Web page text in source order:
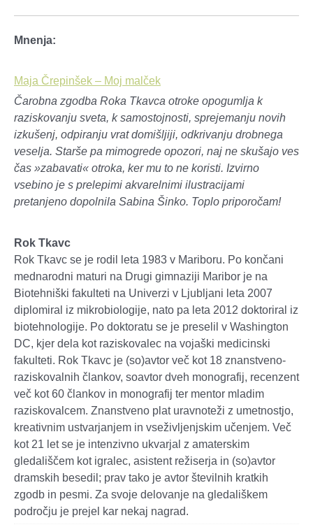
Mnenja:
Maja Črepinšek – Moj malček
Čarobna zgodba Roka Tkavca otroke opogumlja k
raziskovanju sveta, k samostojnosti, sprejemanju novih
izkušenj, odpiranju vrat domišljiji, odkrivanju drobnega
veselja. Starše pa mimogrede opozori, naj ne skušajo ves
čas »zabavati« otroka, ker mu to ne koristi. Izvirno
vsebino je s prelepimi akvarelnimi ilustracijami
pretanjeno dopolnila Sabina Šinko. Toplo priporočam!
Rok Tkavc
Rok Tkavc se je rodil leta 1983 v Mariboru. Po končani
mednarodni maturi na Drugi gimnaziji Maribor je na
Biotehniški fakulteti na Univerzi v Ljubljani leta 2007
diplomiral iz mikrobiologije, nato pa leta 2012 doktoriral iz
biotehnologije. Po doktoratu se je preselil v Washington
DC, kjer dela kot raziskovalec na vojaški medicinski
fakulteti. Rok Tkavc je (so)avtor več kot 18 znanstveno-
raziskovalnih člankov, soavtor dveh monografij, recenzent
več kot 60 člankov in monografij ter mentor mladim
raziskovalcem. Znanstveno plat uravnoteži z umetnostjo,
kreativnim ustvarjanjem in vseživljenjskim učenjem. Več
kot 21 let se je intenzivno ukvarjal z amaterskim
gledališčem kot igralec, asistent režiserja in (so)avtor
dramskih besedil; prav tako je avtor številnih kratkih
zgodb in pesmi. Za svoje delovanje na gledališkem
področju je prejel kar nekaj nagrad.